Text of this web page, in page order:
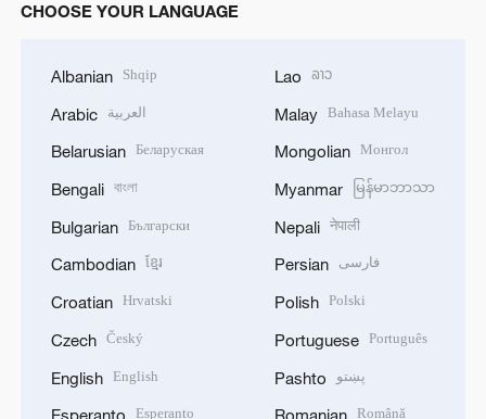
CHOOSE YOUR LANGUAGE
Albanian Shqip
Arabic العربية
Belarusian Беларуская
Bengali বাংলা
Bulgarian Български
Cambodian ខ្មែរ
Croatian Hrvatski
Czech Český
English English
Esperanto Esperanto
Lao ລາວ
Malay Bahasa Melayu
Mongolian Монгол
Myanmar မြန်မာဘာသာ
Nepali नेपाली
Persian فارسی
Polish Polski
Portuguese Português
Pashto پښتو
Romanian Română